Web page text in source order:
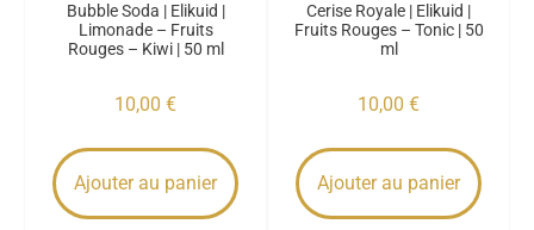
Bubble Soda | Elikuid |
Limonade – Fruits
Rouges – Kiwi | 50 ml
10,00 €
Ajouter au panier
Cerise Royale | Elikuid |
Fruits Rouges – Tonic | 50
ml
10,00 €
Ajouter au panier